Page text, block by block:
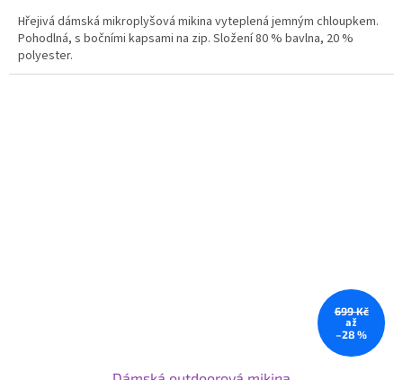
Hřejivá dámská mikroplyšová mikina vyteplená jemným chloupkem.
Pohodlná, s bočními kapsami na zip. Složení 80 % bavlna, 20 %
polyester.
699 Kč
až
–28 %